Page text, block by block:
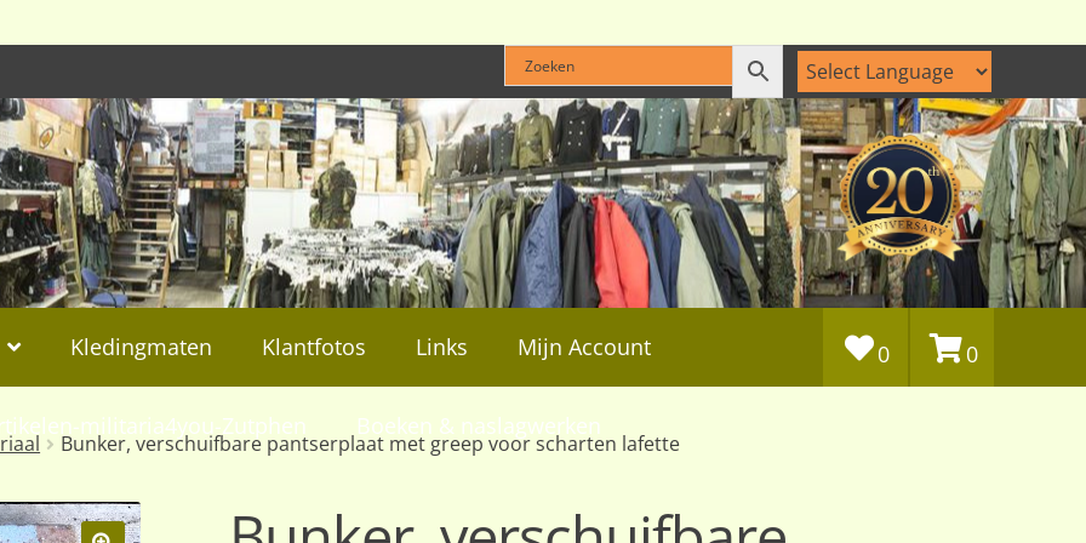
Kledingmaten Klantfotos Links Mijn Account
militaria4you-Zutphen Boeken & naslagwerken
0 0
Bunker, verschuifbare pantserplaat met greep voor scharten lafette